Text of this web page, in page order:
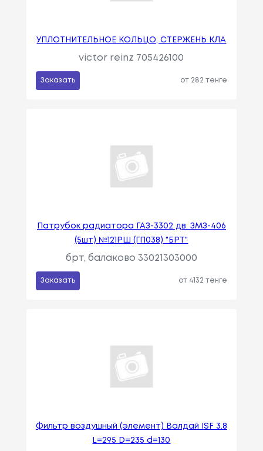
УПЛОТНИТЕЛЬНОЕ КОЛЬЦО, СТЕРЖЕНЬ КЛА
victor reinz 705426100
Заказать от 282 тенге
Патрубок радиатора ГАЗ-3302 дв. ЗМЗ-406
(5шт) №121РШ (ГП038) "БРТ"
брт, балаково 33021303000
Заказать от 4132 тенге
Фильтр воздушный (элемент) Валдай ISF 3.8
L=295 D=235 d=130